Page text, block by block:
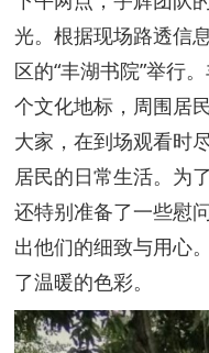
光。根据现场路透信
区的“丰湖书院”举行
个文化地标，周围居
大家，在到场观看时
居民的日常生活。为
还特别准备了一些慰
出他们的细致与用心
了温暖的色彩。